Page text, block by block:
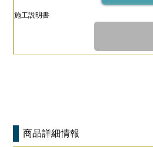
施工説明書
商品詳細情報